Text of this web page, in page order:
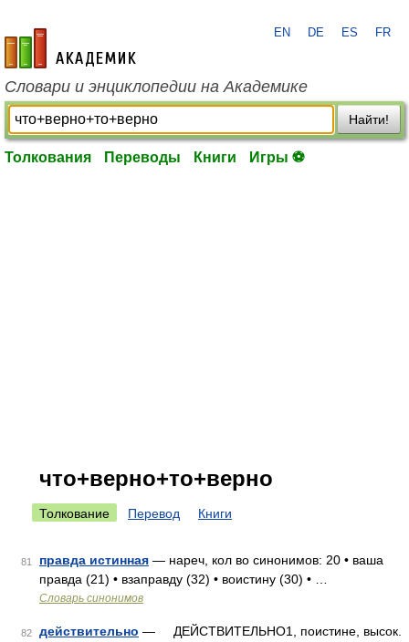
academic.ru
EN DE ES FR
Словари и энциклопедии на Академике
Найти!
Толкования Переводы Книги Игры ⚽
что+верно+то+верно
Толкование Перевод Книги
81 правда истинная — нареч, кол во синонимов: 20 • ваша
правда (21) • взаправду (32) • воистину (30) • …
Словарь синонимов
82 действительно — ДЕЙСТВИТЕЛЬНО1, поистине, высок.